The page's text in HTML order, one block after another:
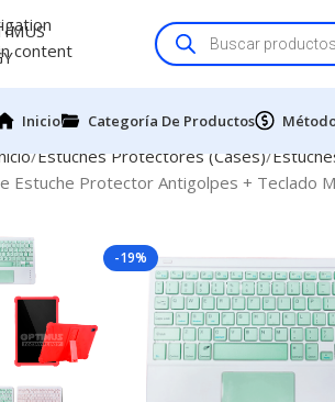
content
Inicio Categoría De Productos
Estuches Protectores (Cases)
Estuche Protector Antigolpes + Teclado
-19%